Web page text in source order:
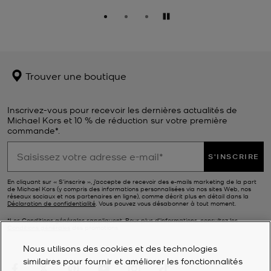
Pause
Trouver une boutique
Inscrivez-vous pour recevoir les dernières actualités de
Michael Kors et 10 % de réduction sur votre première
commande*.
S'INSCRIRE
En cliquant sur « S’inscrire », j’accepte de recevoir des e-mails marketing de la part
de Michael Kors (y compris des informations personnalisées via nos sites Web, nos
réseaux sociaux et nos partenaires en ligne), comme décrit plus en détail dans la
Déclaration de confidentialité . Vous pouvez vous désabonner à tout moment.
*Les Conditions générales sappliquent. Pour plus d’informations, consultez les
Nous utilisons des cookies et des technologies
similaires pour fournir et améliorer les fonctionnalités